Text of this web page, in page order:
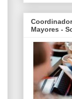
Mayores -